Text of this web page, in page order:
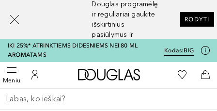
Douglas programėlę
ir reguliariai gaukite
išskirtinius
pasiūlymus ir
nuolaidas
RODYTI
IKI 25%* ATRINKTIEMS DIDESNIEMS NEI 80 ML
AROMATAMS
Kodas:BIG
MeniuAtidaryti meniuĮ mano paskyrą
Į Douglas pagrindinį
Į mano
Į
Grįžk atgal
Vykdykite paiešką
[navigation.slideout.screenreader]